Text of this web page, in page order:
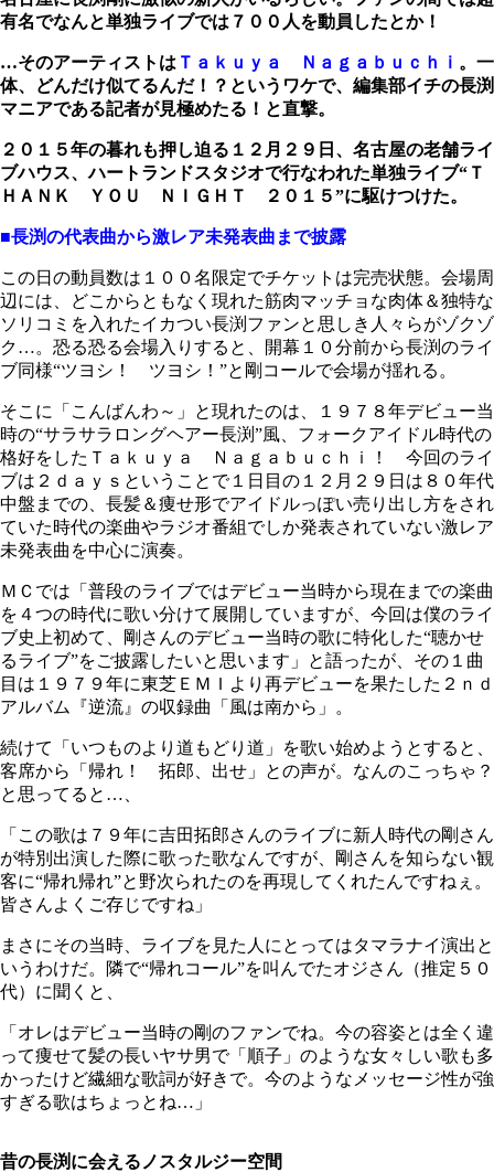
有名でなんと単独ライブでは７００人を動員したとか！
…そのアーティストは Ｔａｋｕｙａ Ｎａｇａｂｕｃｈｉ 。一
体、どんだけ似てるんだ！？というワケで、編集部イチの長渕
マニアである記者が見極めたる！と直撃。
２０１５年の暮れも押し迫る１２月２９日、名古屋の老舗ライ
ブハウス、ハートランドスタジオで行なわれた単独ライブ“Ｔ
ＨＡＮＫ ＹＯＵ ＮＩＧＨＴ ２０１５”に駆けつけた。
■長渕の代表曲から激レア未発表曲まで披露
この日の動員数は１００名限定でチケットは完売状態。会場周
辺には、どこからともなく現れた筋肉マッチョな肉体＆独特な
ソリコミを入れたイカつい長渕ファンと思しき人々らがゾクゾ
ク…。恐る恐る会場入りすると、開幕１０分前から長渕のライ
ブ同様“ツヨシ！ ツヨシ！”と剛コールで会場が揺れる。
そこに「こんばんわ～」と現れたのは、１９７８年デビュー当
時の“サラサラロングヘアー長渕”風、フォークアイドル時代の
格好をしたＴａｋｕｙａ Ｎａｇａｂｕｃｈｉ！ 今回のライ
ブは２ｄａｙｓということで１日目の１２月２９日は８０年代
中盤までの、長髪＆痩せ形でアイドルっぽい売り出し方をされ
ていた時代の楽曲やラジオ番組でしか発表されていない激レア
未発表曲を中心に演奏。
ＭＣでは「普段のライブではデビュー当時から現在までの楽曲
を４つの時代に歌い分けて展開していますが、今回は僕のライ
ブ史上初めて、剛さんのデビュー当時の歌に特化した“聴かせ
るライブ”をご披露したいと思います」と語ったが、その１曲
目は１９７９年に東芝ＥＭＩより再デビューを果たした２ｎｄ
アルバム『逆流』の収録曲「風は南から」。
続けて「いつものより道もどり道」を歌い始めようとすると、
客席から「帰れ！ 拓郎、出せ」との声が。なんのこっちゃ？
と思ってると…、
「この歌は７９年に吉田拓郎さんのライブに新人時代の剛さん
が特別出演した際に歌った歌なんですが、剛さんを知らない観
客に“帰れ帰れ”と野次られたのを再現してくれたんですねぇ。
皆さんよくご存じですね」
まさにその当時、ライブを見た人にとってはタマラナイ演出と
いうわけだ。隣で“帰れコール”を叫んでたオジさん（推定５０
代）に聞くと、
「オレはデビュー当時の剛のファンでね。今の容姿とは全く違
って痩せて髪の長いヤサ男で「順子」のような女々しい歌も多
かったけど繊細な歌詞が好きで。今のようなメッセージ性が強
すぎる歌はちょっとね…」
昔の長渕に会えるノスタルジー空間